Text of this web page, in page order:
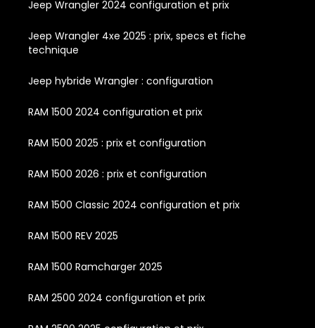
Jeep Wrangler 2024 configuration et prix
Jeep Wrangler 4xe 2025 : prix, specs et fiche
technique
Jeep hybride Wrangler : configuration
RAM 1500 2024 configuration et prix
RAM 1500 2025 : prix et configuration
RAM 1500 2026 : prix et configuration
RAM 1500 Classic 2024 configuration et prix
RAM 1500 REV 2025
RAM 1500 Ramcharger 2025
RAM 2500 2024 configuration et prix